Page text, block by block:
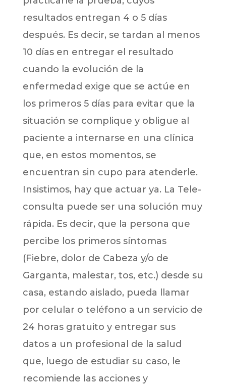
resultados entregan 4 o 5 días
después. Es decir, se tardan al menos
10 días en entregar el resultado
cuando la evolución de la
enfermedad exige que se actúe en
los primeros 5 días para evitar que la
situación se complique y obligue al
paciente a internarse en una clínica
que, en estos momentos, se
encuentran sin cupo para atenderle.
Insistimos, hay que actuar ya. La Tele-
consulta puede ser una solución muy
rápida. Es decir, que la persona que
percibe los primeros síntomas
(Fiebre, dolor de Cabeza y/o de
Garganta, malestar, tos, etc.) desde su
casa, estando aislado, pueda llamar
por celular o teléfono a un servicio de
24 horas gratuito y entregar sus
datos a un profesional de la salud
que, luego de estudiar su caso, le
recomiende las acciones y